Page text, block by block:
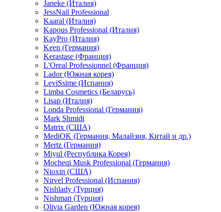
Janeke (Италия)
JessNail Professional
Kaaral (Италия)
Kapous Professional (Италия)
KayPro (Италия)
Keen (Германия)
Kerastase (Франция)
L'Oreal Professionnel (Франция)
Lador (Южная корея)
LeviSsime (Испания)
Limba Cosmetics (Беларусь)
Lisap (Италия)
Londa Professional (Германия)
Mark Shmidt
Matrix (США)
MediOK (Германия, Малайзия, Китай и др.)
Mertz (Германия)
Miyul (Республика Корея)
Mocheqi Musk Professional (Германия)
Nioxin (США)
Nirvel Professional (Испания)
Nishlady (Турция)
Nishman (Турция)
Olivia Garden (Южная корея)